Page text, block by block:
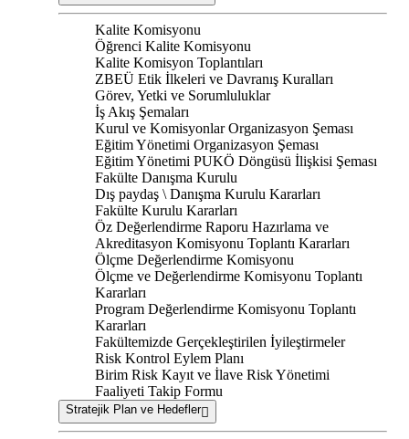
Kalite Komisyonu
Öğrenci Kalite Komisyonu
Kalite Komisyon Toplantıları
ZBEÜ Etik İlkeleri ve Davranış Kuralları
Görev, Yetki ve Sorumluluklar
İş Akış Şemaları
Kurul ve Komisyonlar Organizasyon Şeması
Eğitim Yönetimi Organizasyon Şeması
Eğitim Yönetimi PUKÖ Döngüsü İlişkisi Şeması
Fakülte Danışma Kurulu
Dış paydaş \ Danışma Kurulu Kararları
Fakülte Kurulu Kararları
Öz Değerlendirme Raporu Hazırlama ve
Akreditasyon Komisyonu Toplantı Kararları
Ölçme Değerlendirme Komisyonu
Ölçme ve Değerlendirme Komisyonu Toplantı
Kararları
Program Değerlendirme Komisyonu Toplantı
Kararları
Fakültemizde Gerçekleştirilen İyileştirmeler
Risk Kontrol Eylem Planı
Birim Risk Kayıt ve İlave Risk Yönetimi
Faaliyeti Takip Formu
Stratejik Plan ve Hedefler